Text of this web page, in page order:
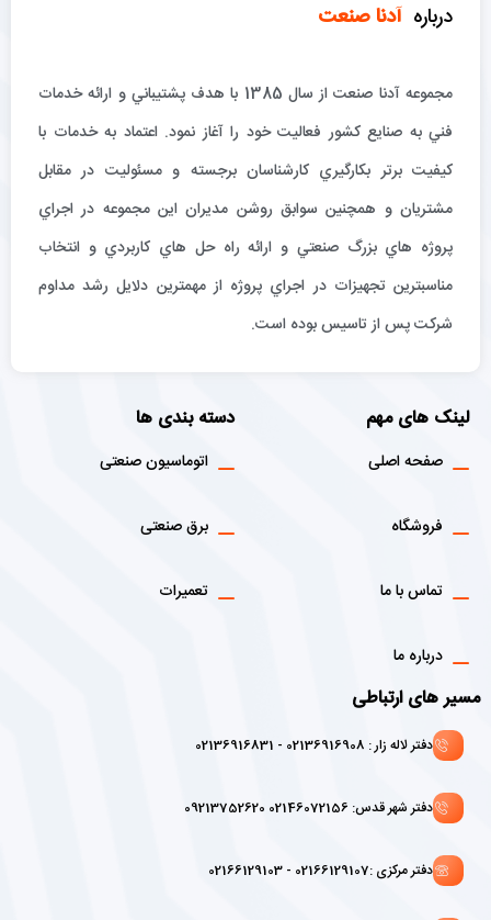
درباره آدنا صنعت
مجموعه آدنا صنعت از سال 1385 با هدف پشتيباني و ارائه خدمات
فني به صنايع كشور فعاليت خود را آغاز نمود. اعتماد به خدمات با
كيفيت برتر بكارگيري كارشناسان برجسته و مسئوليت در مقابل
مشتريان و همچنين سوابق روشن مديران اين مجموعه در اجراي
پروژه هاي بزرگ صنعتي و ارائه راه حل هاي كاربردي و انتخاب
مناسبترين تجهيزات در اجراي پروژه از مهمترين دلايل رشد مداوم
شركت پس از تاسيس بوده است.
لینک های مهم
صفحه اصلی
فروشگاه
تماس با ما
درباره ما
دسته بندی ها
اتوماسیون صنعتی
برق صنعتی
تعمیرات
مسیر های ارتباطی
دفتر لاله زار : 02136916908 - 02136916831
دفتر شهر قدس: 02146072156 09213752620
دفتر مرکزی :02166129107 - 02166129103